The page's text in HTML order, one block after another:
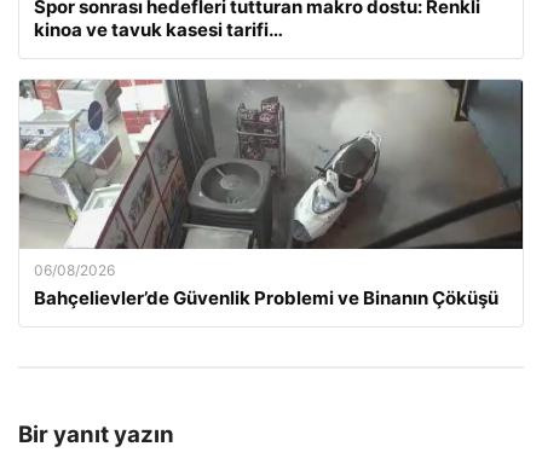
Spor sonrası hedefleri tutturan makro dostu: Renkli
kinoa ve tavuk kasesi tarifi…
06/08/2026
Bahçelievler’de Güvenlik Problemi ve Binanın Çöküşü
Bir yanıt yazın